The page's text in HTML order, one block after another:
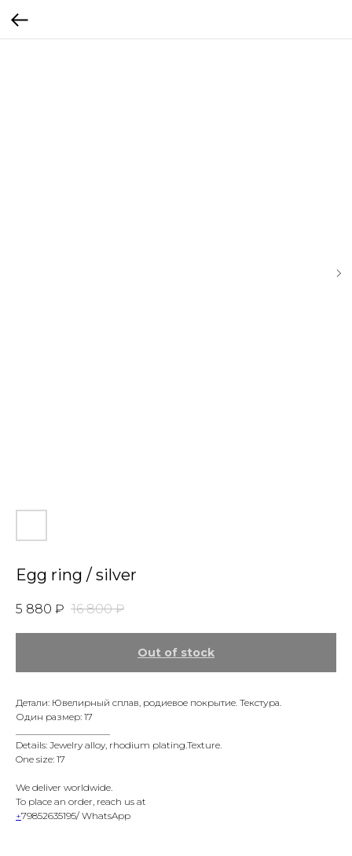
Egg ring / silver
5 880 ₽ 16 800 ₽
Out of stock
Детали: Ювелирный сплав, родиевое покрытие. Текстура.
Один размер: 17
Details: Jewelry alloy, rhodium plating.Texture.
One size: 17
We deliver worldwide.
To place an order, reach us at
+79852635195/ WhatsApp